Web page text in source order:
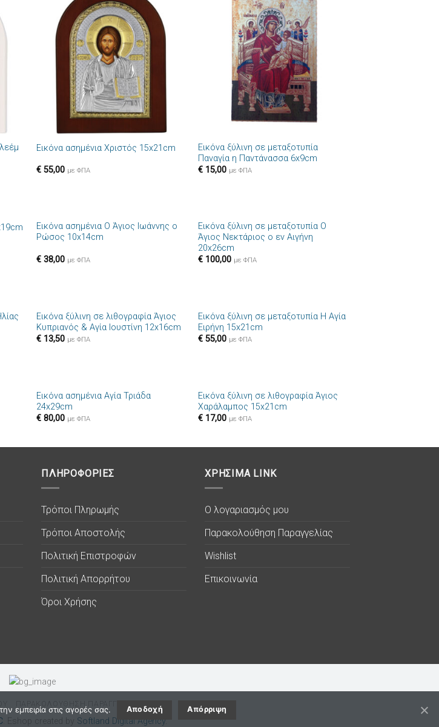
Πρόσθήκη
στην λίστα
επιθυμιών
Εικόνα ασημένια Χριστός 15x21cm
€ 55,00 με ΦΠΑ
Πρόσθήκη
στην λίστα
επιθυμιών
Εικόνα ξύλινη σε μεταξοτυπία
Παναγία η Παντάνασσα 6x9cm
€15,00 με ΦΠΑ
Πρόσθήκη
Εικόνα ασημένια Ο Άγιος Ιωάννης ο
Ρώσος 10x14cm
€ 38,00 με ΦΠΑ
Πρόσθήκη
στην λίστα
Εικόνα ξύλινη σε μεταξοτυπία Ο
Άγιος Νεκτάριος ο εν Αιγήνη
20x26cm
€100,00 με ΦΠΑ
Πρόσθήκη
στην λίστα
Εικόνα ξύλινη σε λιθογραφία Άγιος
Κυπριανός & Αγία Ιουστίνη 12x16cm
€ 13,50 με ΦΠΑ
Πρόσθήκη
Εικόνα ξύλινη σε μεταξοτυπία Η Αγία
Ειρήνη 15x21cm
€55,00 με ΦΠΑ
Πρόσθήκη
Εικόνα ασημένια Αγία Τριάδα
24x29cm
€ 80,00 με ΦΠΑ
Πρόσθήκη
Εικόνα ξύλινη σε λιθογραφία Άγιος
Χαράλαμπος 15x21cm
€17,00 με ΦΠΑ
ΠΛΗΡΟΦΟΡΙΕΣ
Τρόποι Πληρωμής
Τρόποι Αποστολής
Πολιτική Επιστροφών
Πολιτική Απορρήτου
Όροι Χρήσης
ΧΡΗΣΙΜΑ LINK
Ο λογαριασμός μου
Παρακολούθηση Παραγγελίας
Wishlist
Επικοινωνία
ΠΑΡΑΚΟΛΟΥΘΗΣΗ ΠΑΡΑΓΓΕΛΙΑΣ
. Eshop created by Softland Digital Agency.
εμπειρία στις αγορές σας. Αποδοχή Απόρριψη